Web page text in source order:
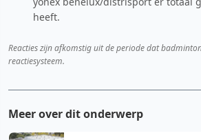
heeft.
Reacties zijn afkomstig uit de periode dat
reactiesysteem.
Meer over dit onderwerp